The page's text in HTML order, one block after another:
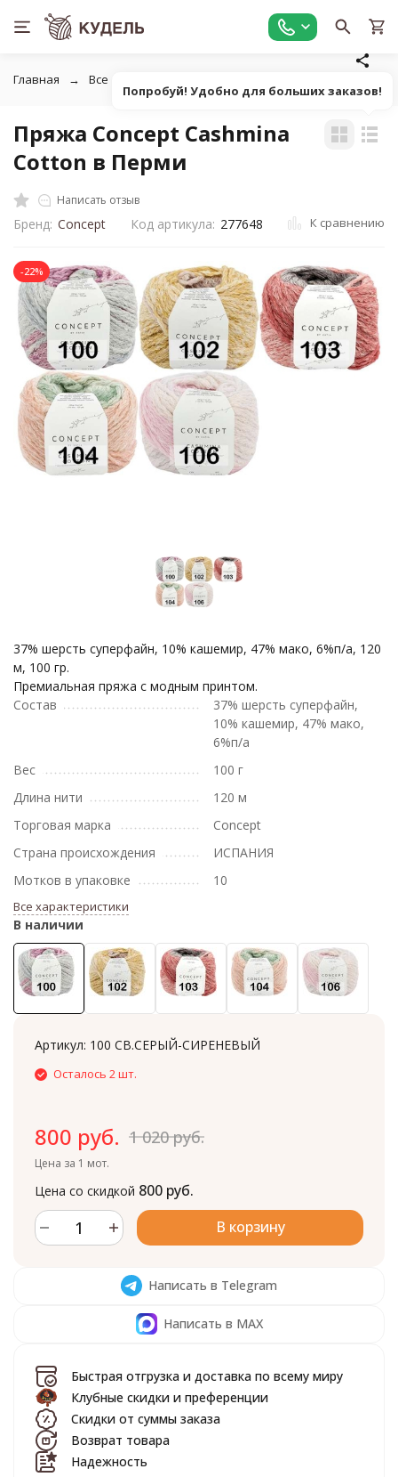
Главная Все для вязания
Пряжа Concept Cashmina
Cotton в Перми
Написать отзыв
Бренд: Concept Код артикула: 277648 К сравнению
-22%
37% шерсть cуперфайн, 10% кашемир, 47% мако, 6%п/а, 120
м, 100 гр.
Премиальная пряжа с модным принтом.
Состав
37% шерсть cуперфайн,
10% кашемир, 47% мако,
6%п/а
Вес
100 г
Длина нити
120 м
Торговая марка
Concept
Страна происхождения
ИСПАНИЯ
Мотков в упаковке
10
Все характеристики
В наличии
Артикул: 100 СВ.СЕРЫЙ-СИРЕНЕВЫЙ
Осталось 2 шт.
800 руб. 1 020 руб.
Цена за 1 мот.
Цена со скидкой 800 руб.
В корзину
Написать в Telegram
Написать в MAX
Быстрая отгрузка и доставка по всему миру
Клубные скидки и преференции
Скидки от суммы заказа
Возврат товара
Надежность
Попробуй! Удобно для больших заказов!